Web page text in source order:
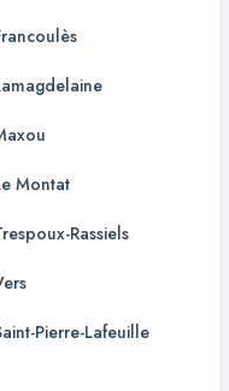
Montat
Rassiels
Pierre-Lafeuille